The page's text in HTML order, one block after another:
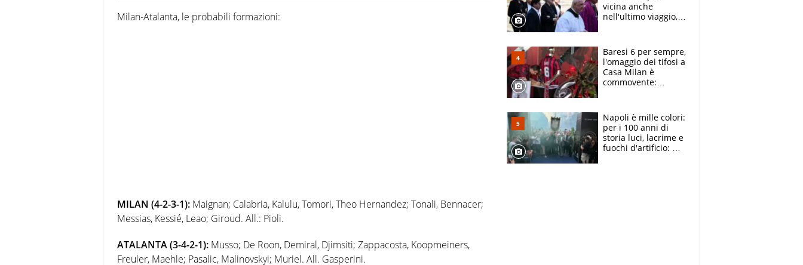
Milan-Atalanta, le probabili formazioni:
MILAN (4-2-3-1): Maignan; Calabria, Kalulu, Tomori, Theo Hernandez; Tonali, Bennacer;
Messias, Kessié, Leao; Giroud. All.: Pioli.
ATALANTA (3-4-2-1): Musso; De Roon, Demiral, Djimsiti; Zappacosta, Koopmeiners,
Freuler, Maehle; Pasalic, Malinovskyi; Muriel. All. Gasperini.
vicina anche
nell'ultimo viaggio,
circondati
dall'affetto dei tifosi
Baresi 6 per sempre,
l'omaggio dei tifosi a
Casa Milan è
commovente:
bigliettini
Napoli è mille colori:
per i 100 anni di
storia luci, lacrime e
fuochi d'artificio: De